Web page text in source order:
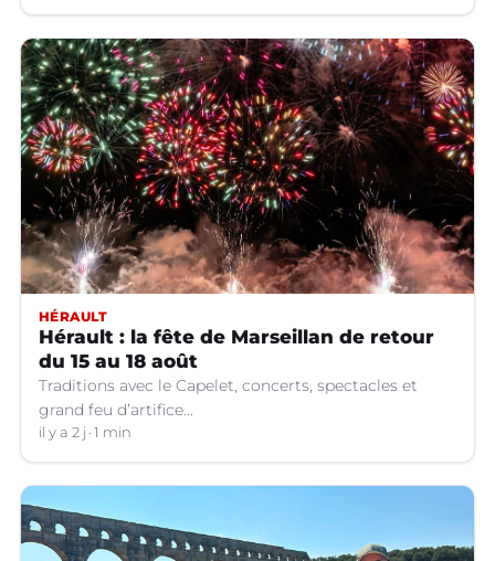
HÉRAULT
Hérault : la fête de Marseillan de retour
du 15 au 18 août
Traditions avec le Capelet, concerts, spectacles et
grand feu d’artifice...
il y a 2 j 1 min